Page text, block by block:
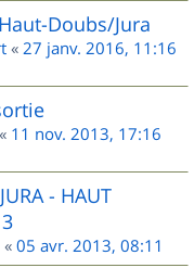
Doubs/Jura
« 27 janv. 2016, 11:16
« 11 nov. 2013, 17:16
- HAUT
« 05 avr. 2013, 08:11